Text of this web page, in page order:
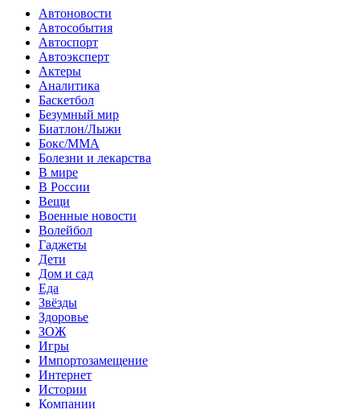
Автоновости
Автособытия
Автоспорт
Автоэксперт
Актеры
Аналитика
Баскетбол
Безумный мир
Биатлон/Лыжи
Бокс/MMA
Болезни и лекарства
В мире
В России
Вещи
Военные новости
Волейбол
Гаджеты
Дети
Дом и сад
Еда
Звёзды
Здоровье
ЗОЖ
Игры
Импортозамещение
Интернет
Истории
Компании